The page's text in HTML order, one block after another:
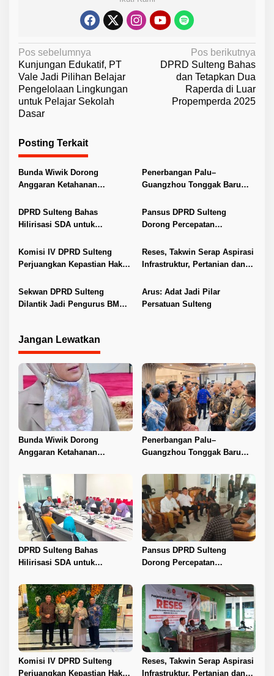
N
a
v
i
a
s
i
p
o
s
Pos sebelumnya
Kunjungan Edukatif, PT
Vale Jadi Pilihan Belajar
Pengelolaan Lingkungan
untuk Pelajar Sekolah
Dasar
Pos berikutnya
DPRD Sulteng Bahas
dan Tetapkan Dua
Raperda di Luar
Propemperda 2025
Posting Terkait
Bunda Wiwik Dorong
Anggaran Ketahanan
Penerbangan Palu–
Guangzhou Tonggak Baru
DPRD Sulteng Bahas
Hilirisasi SDA untuk
Pansus DPRD Sulteng
Dorong Percepatan
Sawit di Toli-Toli
Komisi IV DPRD Sulteng
Perjuangkan Kepastian Hak
Reses, Takwin Serap Aspirasi
Infrastruktur, Pertanian dan
Sekwan DPRD Sulteng
Dilantik Jadi Pengurus BMA
Arus: Adat Jadi Pilar
Persatuan Sulteng
Jangan Lewatkan
Bunda Wiwik Dorong
Anggaran Ketahanan
Penerbangan Palu–
Guangzhou Tonggak Baru
DPRD Sulteng Bahas
Hilirisasi SDA untuk
Pansus DPRD Sulteng
Dorong Percepatan
Sawit di Toli-Toli
Komisi IV DPRD Sulteng
Perjuangkan Kepastian Hak
Reses, Takwin Serap Aspirasi
Infrastruktur, Pertanian dan